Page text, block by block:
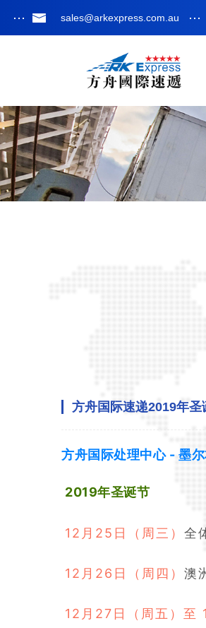
sales@arkexpress.com.au
方舟国际速递2019年
方舟国际处理中心 - 墨
2019年圣诞节
12月25日（周三） 全
12月26日（周四） 澳
12月27日（周五）至